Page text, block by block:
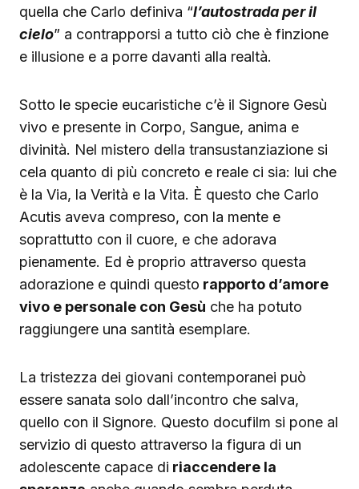
quella che Carlo definiva “l’autostrada per il
cielo” a contrapporsi a tutto ciò che è finzione
e illusione e a porre davanti alla realtà.
Sotto le specie eucaristiche c’è il Signore Gesù
vivo e presente in Corpo, Sangue, anima e
divinità. Nel mistero della transustanziazione si
cela quanto di più concreto e reale ci sia: lui che
è la Via, la Verità e la Vita. È questo che Carlo
Acutis aveva compreso, con la mente e
soprattutto con il cuore, e che adorava
pienamente. Ed è proprio attraverso questa
adorazione e quindi questo rapporto d’amore
vivo e personale con Gesù che ha potuto
raggiungere una santità esemplare.
La tristezza dei giovani contemporanei può
essere sanata solo dall’incontro che salva,
quello con il Signore. Questo docufilm si pone al
servizio di questo attraverso la figura di un
adolescente capace di riaccendere la